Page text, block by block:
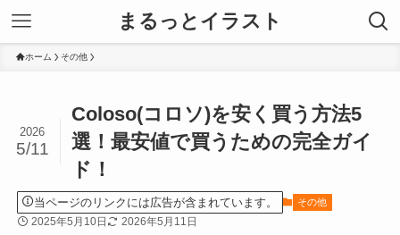
まるっとイラスト
ホーム その他
Coloso(コロソ)を安く買う方法5
選！最安値で買うための完全ガイ
ド！
2026
5/11
当ページのリンクには広告が含まれています。 その他
2025年5月10日 2026年5月11日